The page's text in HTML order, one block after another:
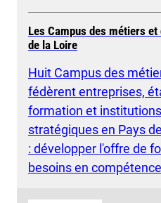
Les Campus des métiers
de la Loire
Huit Campus des
fédèrent entreprises,
formation et
stratégiques en Pays
: développer l'offre de
besoins en